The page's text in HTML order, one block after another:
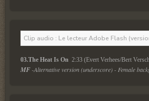
Clip audio : Le lecteur Adobe Flash
03.The Heat Is On 2:33 (Evert Verhees/Bert
MF -Alternative version (underscore) - Female